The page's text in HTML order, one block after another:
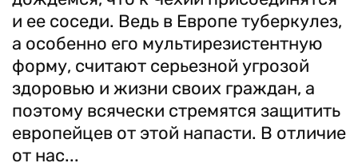
и ее соседи. Ведь в Европе туберкулез,
а особенно его мультирезистентную
форму, считают серьезной угрозой
здоровью и жизни своих граждан, а
поэтому всячески стремятся защитить
европейцев от этой напасти. В отличие
от нас...